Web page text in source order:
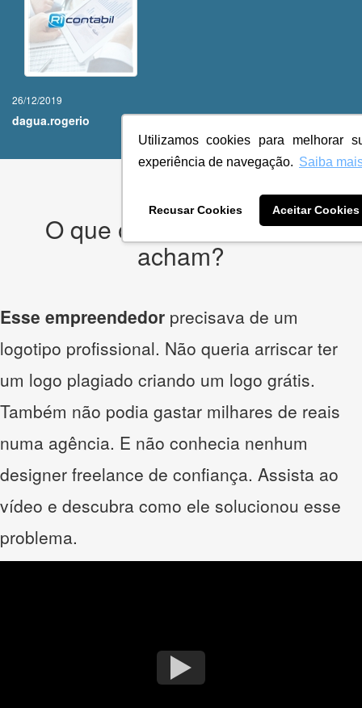
Utilizamos cookies para melhorar
experiência de navegação. Saiba
Recusar Cookies Aceitar Cookies
26/12/2019
dagua.rogerio
O que os nossos clientes
acham?
Esse empreendedor precisava de um
logotipo profissional. Não queria arriscar ter
um logo plagiado criando um logo grátis.
Também não podia gastar milhares de reais
numa agência. E não conhecia nenhum
designer freelance de confiança. Assista ao
vídeo e descubra como ele solucionou esse
problema.